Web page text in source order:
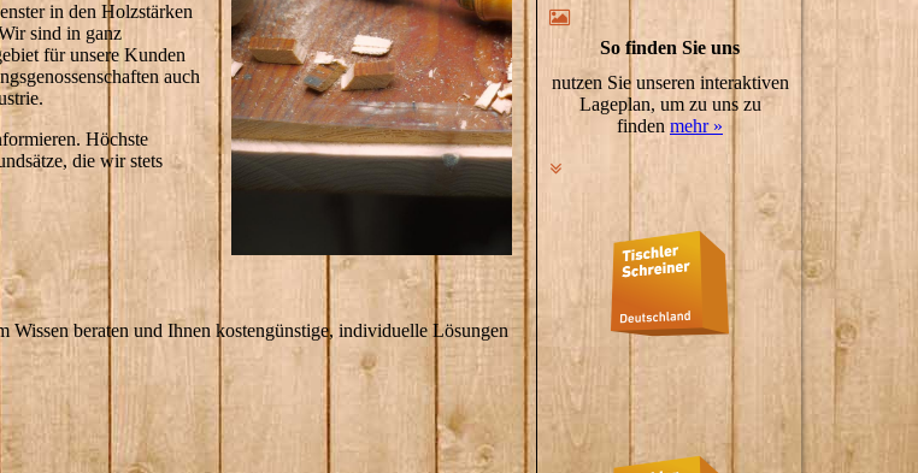
in den Holzstärken
sind in ganz
für unsere Kunden
auch
Höchste
die wir stets
Wissen beraten und Ihnen kostengünstige, individuelle Lösungen
So finden Sie uns
nutzen Sie unseren interaktiven
Lageplan, um zu uns zu
finden mehr »